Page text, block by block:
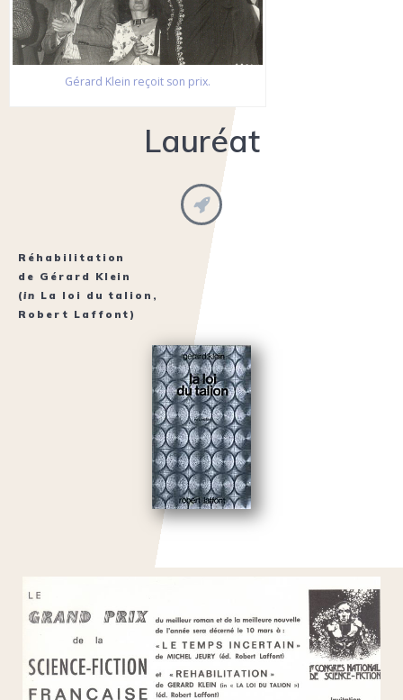
Gérard Klein reçoit son prix.
Lauréat
Réhabilitation
de Gérard Klein
(in La loi du talion ,
Robert Laffont)